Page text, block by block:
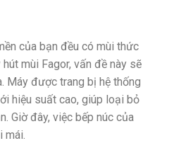
của bạn đều có mùi thức
mùi Fagor, vấn đề này sẽ
Máy được trang bị hệ thống
hiệu suất cao, giúp loại bỏ
Giờ đây, việc bếp núc của